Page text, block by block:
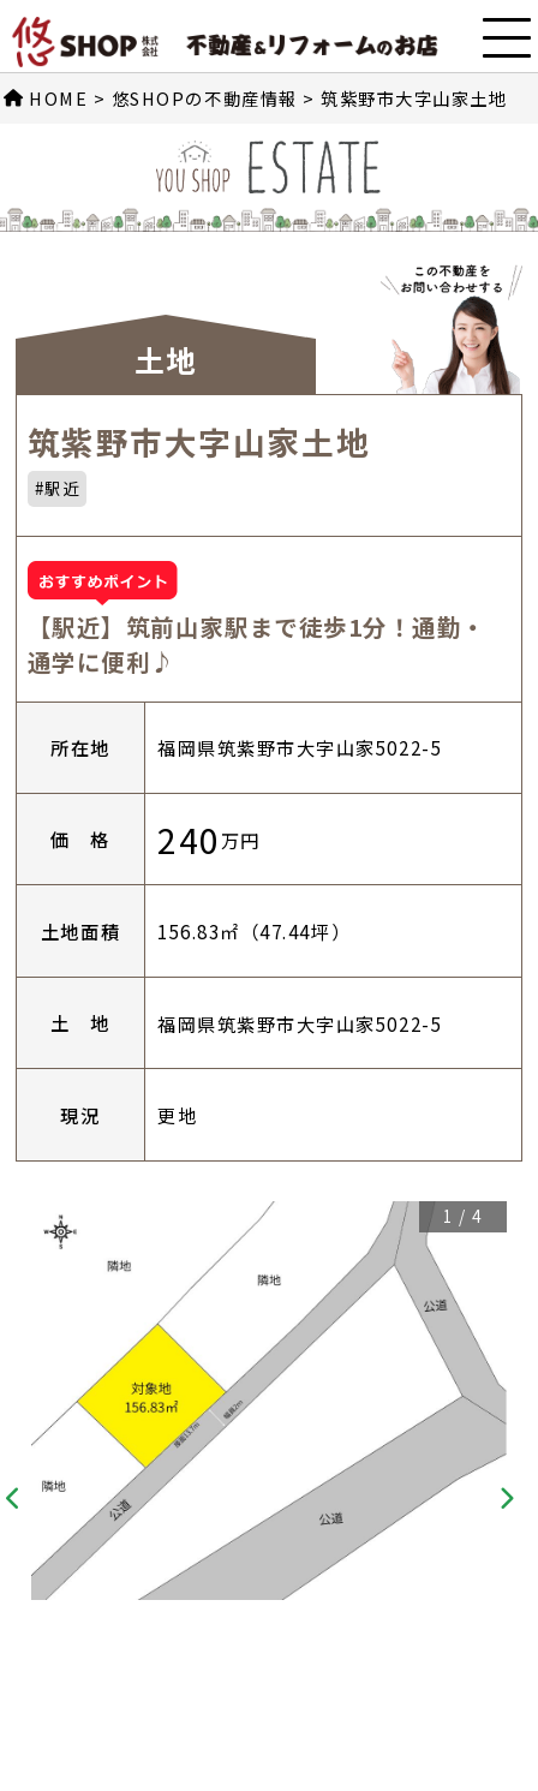
HOME > 悠SHOPの不動産情報 >筑紫野市大字山家土地
土地
筑紫野市大字山家土地
#駅近
【駅近】筑前山家駅まで徒歩1分！通勤・
通学に便利♪
所在地 福岡県筑紫野市大字山家5022-5
価 格 240 万円
土地面積 156.83㎡（47.44坪）
土 地 福岡県筑紫野市大字山家5022-5
現況 更地
1 /4